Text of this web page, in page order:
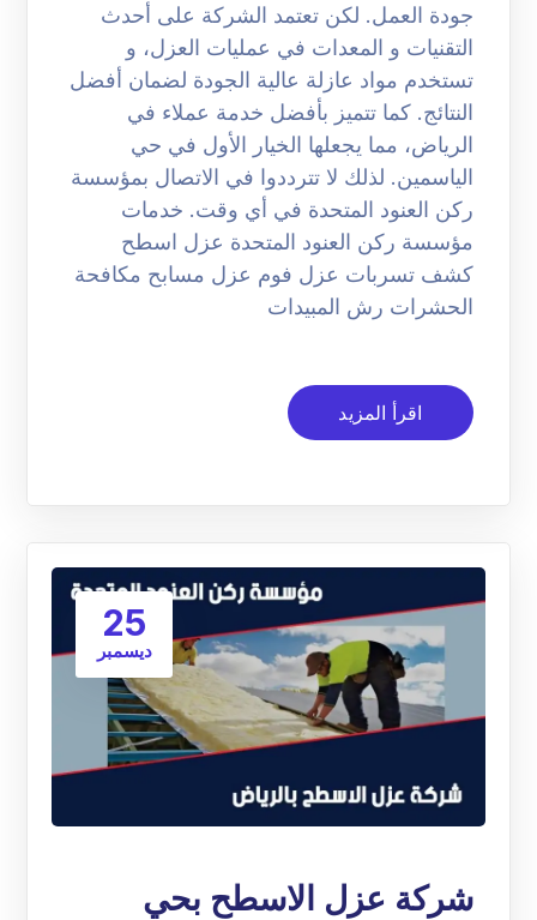
جودة العمل. لكن تعتمد الشركة على أحدث
التقنيات و المعدات في عمليات العزل، و
تستخدم مواد عازلة عالية الجودة لضمان أفضل
النتائج. كما تتميز بأفضل خدمة عملاء في
الرياض، مما يجعلها الخيار الأول في حي
الياسمين. لذلك لا تترددوا في الاتصال بمؤسسة
ركن العنود المتحدة في أي وقت. خدمات
مؤسسة ركن العنود المتحدة عزل اسطح
كشف تسربات عزل فوم عزل مسابح مكافحة
الحشرات رش المبيدات
اقرأ المزيد
25
ديسمبر
شركة عزل الاسطح بحي